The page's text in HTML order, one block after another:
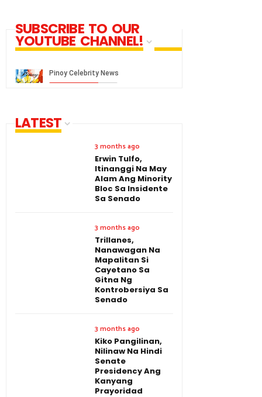
SUBSCRIBE TO OUR
YOUTUBE CHANNEL!
LATEST
3 months ago
Erwin Tulfo,
Itinanggi Na May
Alam Ang Minority
Bloc Sa Insidente
Sa Senado
3 months ago
Trillanes,
Nanawagan Na
Mapalitan Si
Cayetano Sa
Gitna Ng
Kontrobersiya Sa
Senado
3 months ago
Kiko Pangilinan,
Nilinaw Na Hindi
Senate
Presidency Ang
Kanyang
Prayoridad